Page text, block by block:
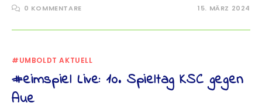
0 KOMMENTARE 15. MÄRZ 2024
#UMBOLDT AKTUELL
#eimspiel Live: 10. Spieltag KSC gegen
Aue